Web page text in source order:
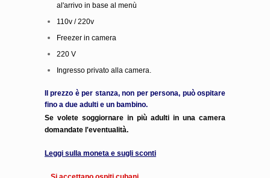
al'arrivo in base al menù
110v / 220v
Freezer in camera
220 V
Ingresso privato alla camera.
Il prezzo è per stanza, non per persona, può ospitare
fino a due adulti e un bambino.
Se volete soggiornare in più adulti in una camera
domandate l'eventualità.
Leggi sulla moneta e sugli sconti